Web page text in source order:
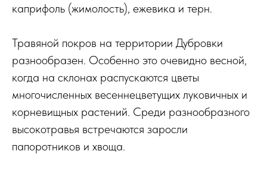
каприфоль (жимолость), ежевика и терн.
Травяной покров на территории Дубровки
разнообразен. Особенно это очевидно весной,
когда на склонах распускаются цветы
многочисленных весеннецветущих луковичных и
корневищных растений. Среди разнообразного
высокотравья встречаются заросли
папоротников и хвоща.